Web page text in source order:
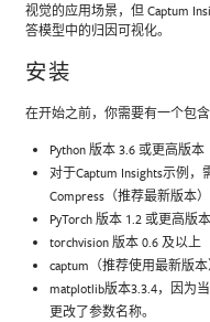
视觉的应用场景，但 Captum
答模型中的归因可视化。
安装
在开始之前，你需要有一个包含
Python 版本 3.6 或更高版本
对于Captum Insights示例，
Compress（推荐最新版本）
PyTorch 版本 1.2 或更高版
torchvision 版本 0.6 及以上
captum（推荐使用最新版本
matplotlib版本3.3.4，因为
更改了参数名称。